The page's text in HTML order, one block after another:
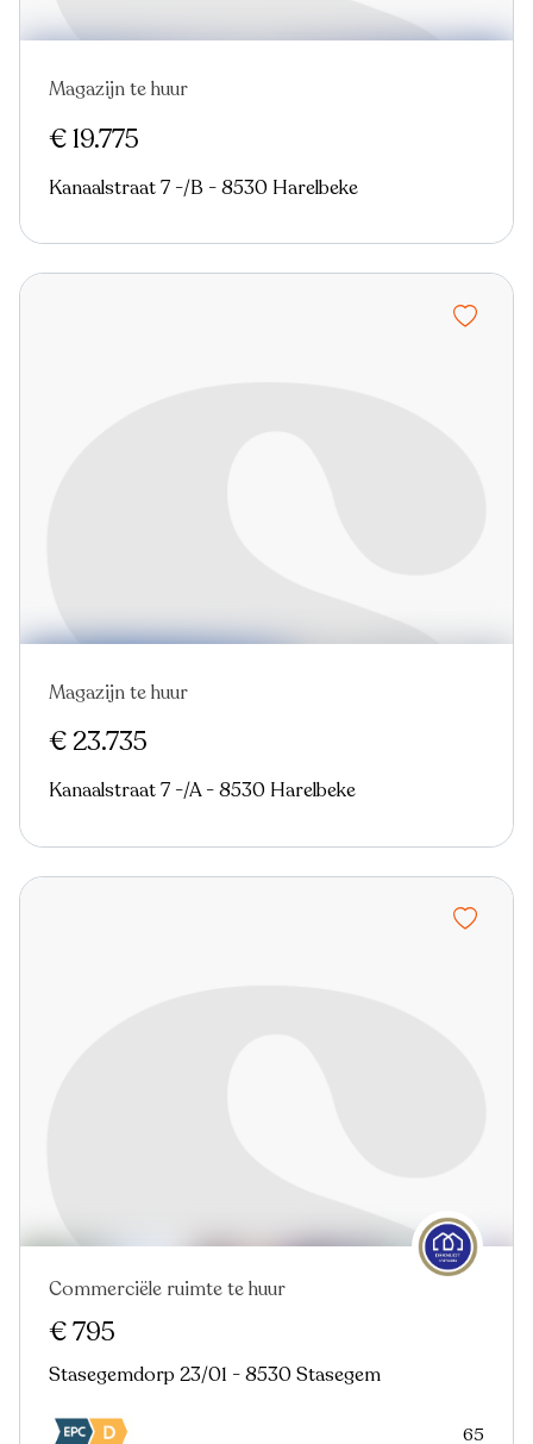
Magazijn te huur
€ 19.775
Kanaalstraat 7 -/B - 8530 Harelbeke
Magazijn te huur
€ 23.735
Kanaalstraat 7 -/A - 8530 Harelbeke
Commerciële ruimte te huur
€ 795
Stasegemdorp 23/01 - 8530 Stasegem
65